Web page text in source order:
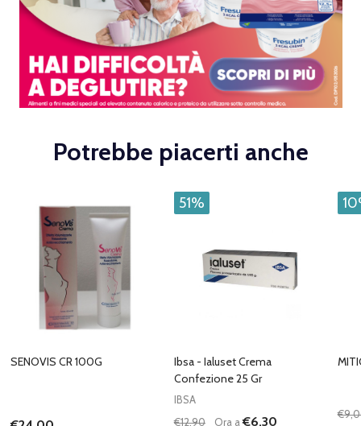
Potrebbe piacerti anche
SENOVIS CR 100G
51%
Ibsa - Ialuset Crema
Confezione 25 Gr
IBSA
€12,90
Ora a€6,30